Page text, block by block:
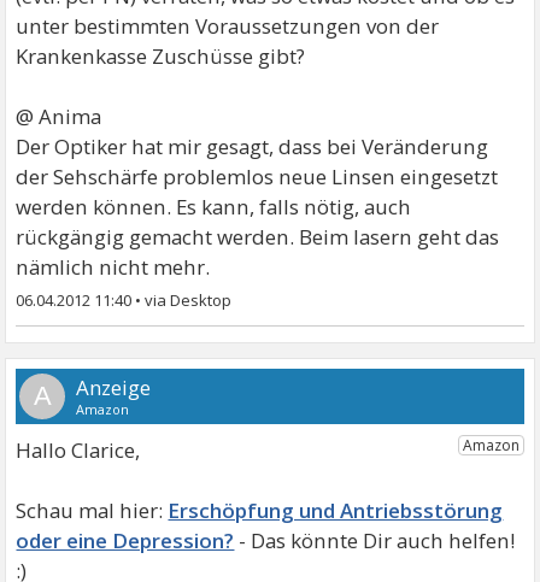
unter bestimmten Voraussetzungen von der
Krankenkasse Zuschüsse gibt?
@ Anima
Der Optiker hat mir gesagt, dass bei Veränderung
der Sehschärfe problemlos neue Linsen eingesetzt
werden können. Es kann, falls nötig, auch
rückgängig gemacht werden. Beim lasern geht das
nämlich nicht mehr.
06.04.2012 11:40 •
A
Hallo Clarice,
Erschöpfung und Antriebsstörung
oder eine Depression?